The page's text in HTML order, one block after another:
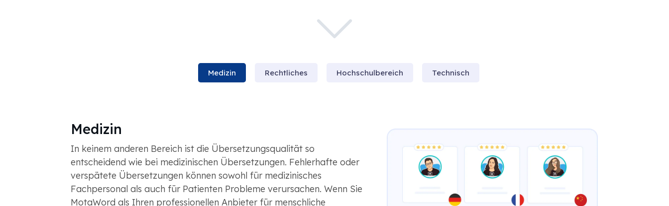
Medizin Rechtliches Hochschulbereich Technisch
Medizin
In keinem anderen Bereich ist die Übersetzungsqualität so
entscheidend wie bei medizinischen Übersetzungen. Fehlerhafte oder
verspätete Übersetzungen können sowohl für medizinisches
Fachpersonal als auch für Patienten Probleme verursachen. Wenn Sie
MotaWord als Ihren professionellen Anbieter für menschliche